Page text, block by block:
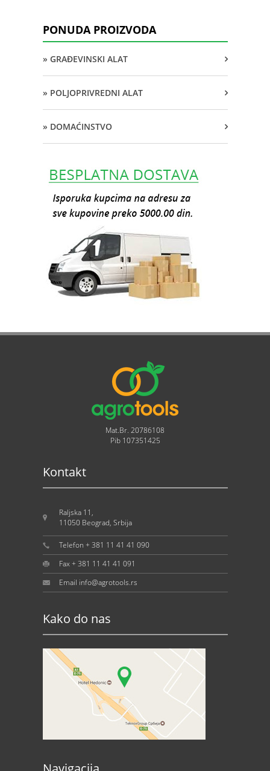
PONUDA PROIZVODA
» GRAĐEVINSKI ALAT
» POLJOPRIVREDNI ALAT
» DOMAĆINSTVO
Mat.Br. 20786108
Pib 107351425
Kontakt
Raljska 11,
11050 Beograd, Srbija
Telefon + 381 11 41 41 090
Fax + 381 11 41 41 091
Email info@agrotools.rs
Kako do nas